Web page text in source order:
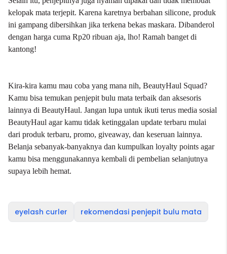
kelopak mata terjepit. Karena karetnya berbahan silicone, produk
ini gampang dibersihkan jika terkena bekas maskara. Dibanderol
dengan harga cuma Rp20 ribuan aja, lho! Ramah banget di
kantong!
Kira-kira kamu mau coba yang mana nih, BeautyHaul Squad?
Kamu bisa temukan penjepit bulu mata terbaik dan aksesoris
lainnya di BeautyHaul. Jangan lupa untuk ikuti terus media sosial
BeautyHaul agar kamu tidak ketinggalan update terbaru mulai
dari produk terbaru, promo, giveaway, dan keseruan lainnya.
Belanja sebanyak-banyaknya dan kumpulkan loyalty points agar
kamu bisa menggunakannya kembali di pembelian selanjutnya
supaya lebih hemat.
eyelash curler rekomendasi penjepit bulu mata